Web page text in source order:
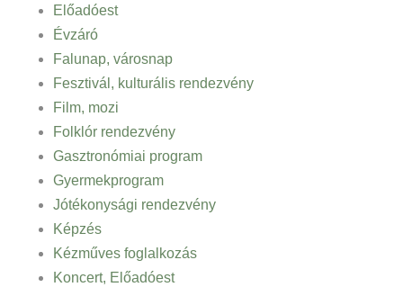
Előadóest
Évzáró
Falunap, városnap
Fesztivál, kulturális rendezvény
Film, mozi
Folklór rendezvény
Gasztronómiai program
Gyermekprogram
Jótékonysági rendezvény
Képzés
Kézműves foglalkozás
Koncert, Előadóest